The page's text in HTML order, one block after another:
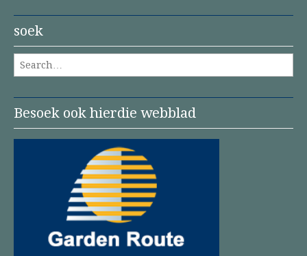
soek
Search for:
Besoek ook hierdie webblad